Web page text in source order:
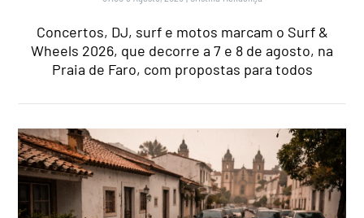
Concertos, DJ, surf e motos marcam o Surf &
Wheels 2026, que decorre a 7 e 8 de agosto, na
Praia de Faro, com propostas para todos